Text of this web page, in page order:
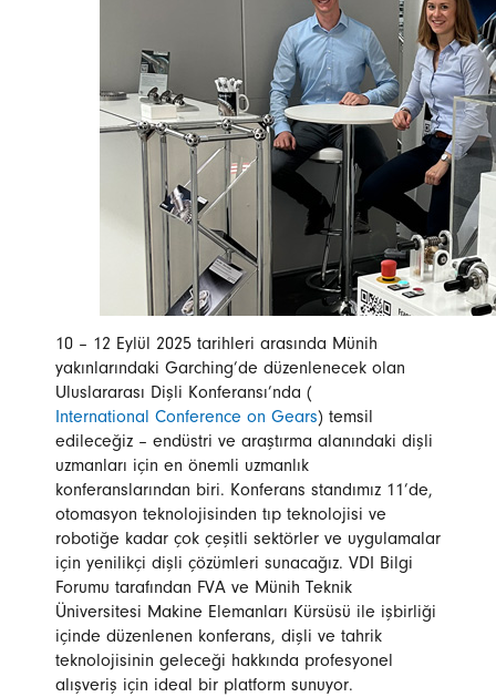
10 – 12 Eylül 2025 tarihleri arasında Münih
yakınlarındaki Garching’de düzenlenecek olan
Uluslararası Dişli Konferansı’nda (
International Conference on Gears) temsil
edileceğiz – endüstri ve araştırma alanındaki dişli
uzmanları için en önemli uzmanlık
konferanslarından biri. Konferans standımız 11’de,
otomasyon teknolojisinden tıp teknolojisi ve
robotiğe kadar çok çeşitli sektörler ve uygulamalar
için yenilikçi dişli çözümleri sunacağız. VDI Bilgi
Forumu tarafından FVA ve Münih Teknik
Üniversitesi Makine Elemanları Kürsüsü ile işbirliği
içinde düzenlenen konferans, dişli ve tahrik
teknolojisinin geleceği hakkında profesyonel
alışveriş için ideal bir platform sunuyor.